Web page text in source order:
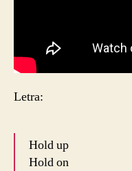
Letra:
Hold up
Hold on